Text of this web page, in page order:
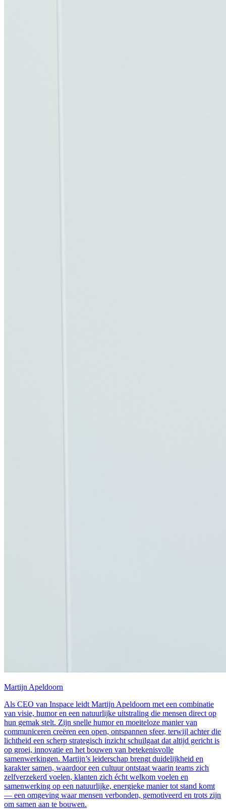
Martijn Apeldoorn
Als CEO van Inspace leidt Martijn Apeldoorn met een combinatie
van visie, humor en een natuurlijke uitstraling die mensen direct op
hun gemak stelt. Zijn snelle humor en moeiteloze manier van
communiceren creëren een open, ontspannen sfeer, terwijl achter die
lichtheid een scherp strategisch inzicht schuilgaat dat altijd gericht is
op groei, innovatie en het bouwen van betekenisvolle
samenwerkingen. Martijn’s leiderschap brengt duidelijkheid en
karakter samen, waardoor een cultuur ontstaat waarin teams zich
zelfverzekerd voelen, klanten zich écht welkom voelen en
samenwerking op een natuurlijke, energieke manier tot stand komt
— een omgeving waar mensen verbonden, gemotiveerd en trots zijn
om samen aan te bouwen.